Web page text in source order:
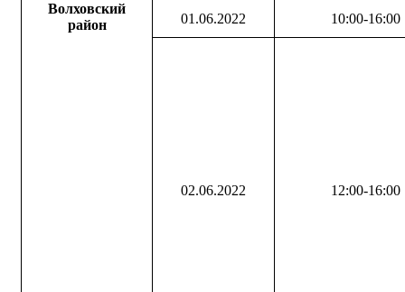
Волховский
район
01.06.2022 10:00-16:00
02.06.2022 12:00-16:00